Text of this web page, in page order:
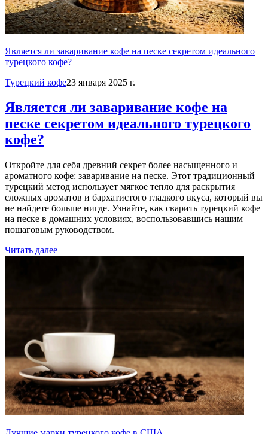
Является ли заваривание кофе на песке секретом идеального
турецкого кофе?
Турецкий кофе23 января 2025 г.
Является ли заваривание кофе на
песке секретом идеального турецкого
кофе?
Откройте для себя древний секрет более насыщенного и
ароматного кофе: заваривание на песке. Этот традиционный
турецкий метод использует мягкое тепло для раскрытия
сложных ароматов и бархатистого гладкого вкуса, который вы
не найдете больше нигде. Узнайте, как сварить турецкий кофе
на песке в домашних условиях, воспользовавшись нашим
пошаговым руководством.
Читать далее